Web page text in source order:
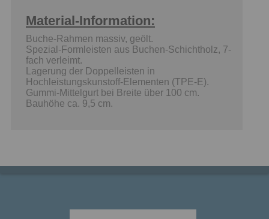
Material-Information:
Buche-Rahmen massiv, geölt.
Spezial-Formleisten aus Buchen-Schichtholz, 7-
fach verleimt.
Lagerung der Doppelleisten in
Hochleistungskunstoff-Elementen (TPE-E).
Gummi-Mittelgurt bei Breite über 100 cm.
Bauhöhe ca. 9,5 cm.